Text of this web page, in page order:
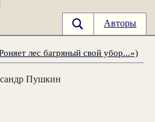
Авторы
лес багряный свой убор...»)
Пушкин